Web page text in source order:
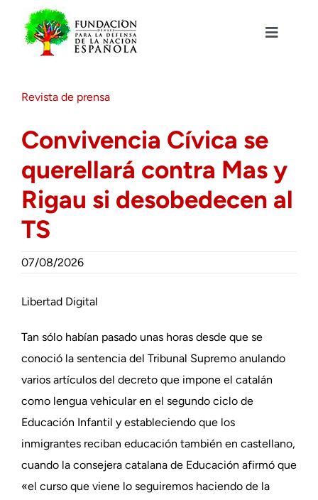
contenido
Toggle
Actualidad
Actividades
Colabora
Revista de prensa
Convivencia Cívica se
querellará contra Mas y
Rigau si desobedecen al
TS
07/08/2026
Libertad Digital
Tan sólo habían pasado unas horas desde que se
conoció la sentencia del Tribunal Supremo anulando
varios artículos del decreto que impone el catalán
como lengua vehicular en el segundo ciclo de
Educación Infantil y estableciendo que los
inmigrantes reciban educación también en castellano,
cuando la consejera catalana de Educación afirmó que
«el curso que viene lo seguiremos haciendo de la